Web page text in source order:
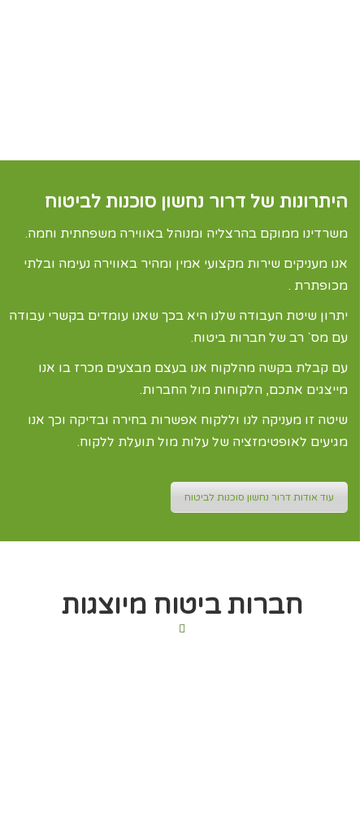
היתרונות של דרור נחשון סוכנות לביטוח
משרדינו ממוקם בהרצליה ומנוהל באווירה משפחתית וחמה.
אנו מעניקים שירות מקצועי אמין ומהיר באווירה נעימה ובלתי
מכופתרת .
יתרון שיטת העבודה שלנו היא בכך שאנו עומדים בקשרי עבודה
עם מס` רב של חברות ביטוח.
עם קבלת בקשה מהלקוח אנו בעצם מבצעים מכרז בו אנו
מייצגים אתכם, הלקוחות מול החברות.
שיטה זו מעניקה לנו וללקוח אפשרות בחירה ובדיקה וכך אנו
מגיעים לאופטימזציה של עלות מול תועלת ללקוח.
עוד אודות דרור נחשון סוכנות לביטוח
חברות ביטוח מיוצגות